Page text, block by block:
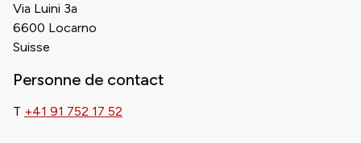
Via Luini 3a
6600 Locarno
Suisse
Personne de contact
T +41 91 752 17 52